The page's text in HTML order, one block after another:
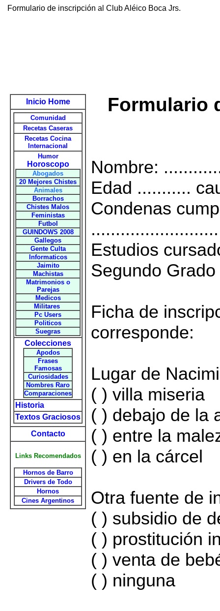
Formulario de inscripción al Club Aléico Boca Jrs.
Inicio Home
Comunidad
Recetas Caseras
Recetas Cocina
Internacional
Humor
Horoscopo
Abogados
20 Mejores Chistes
Animales
Borrachos
Chistes Malos
Feministas
Futbol
GUINDOWS 2008
Gallegos
Gente Culta
Informaticos
Jaimito
Machistas
Matrimonios o
Parejas
Medicos
Militares
Pc Users
Politicos
Suegras
Colecciones
Apodos
Frases
Famosas
Curiosidades
Nombres Raro
Comparaciones
Historia
Textos Graciosos
Contacto
Links Recomendados
Hornos de Barro
Drivers de Todo
Hornos
Cines Argentinos
Formulario
Nombre:
Edad ...........
Condenas
Estudios
Segundo Grado
Ficha de
corresponde:
Lugar de
( ) villa miseria
( ) debajo de la
( ) entre la
( ) en la cárcel
Otra fuente de
( ) subsidio de
( ) prostitución
( ) venta de
( ) ninguna